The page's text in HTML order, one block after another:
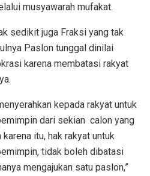
musyawarah mufakat.
sedikit juga Fraksi yang tak
Paslon tunggal dinilai
karena membatasi rakyat
kepada rakyat untuk
dari sekian calon yang
itu, hak rakyat untuk
tidak boleh dibatasi
mengajukan satu paslon,”